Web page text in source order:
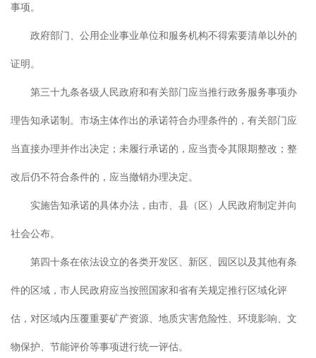
事项。
政府部门、公用企业事业单位和服务机构不得索要清单以外的
证明。
第三十九条各级人民政府和有关部门应当推行政务服务事项办
理告知承诺制。市场主体作出的承诺符合办理条件的，有关部门应
当直接办理并作出决定；未履行承诺的，应当责令其限期整改；整
改后仍不符合条件的，应当撤销办理决定。
实施告知承诺的具体办法，由市、县（区）人民政府制定并向
社会公布。
第四十条在依法设立的各类开发区、新区、园区以及其他有条
件的区域，市人民政府应当按照国家和省有关规定推行区域化评
估，对区域内压覆重要矿产资源、地质灾害危险性、环境影响、文
物保护、节能评价等事项进行统一评估。